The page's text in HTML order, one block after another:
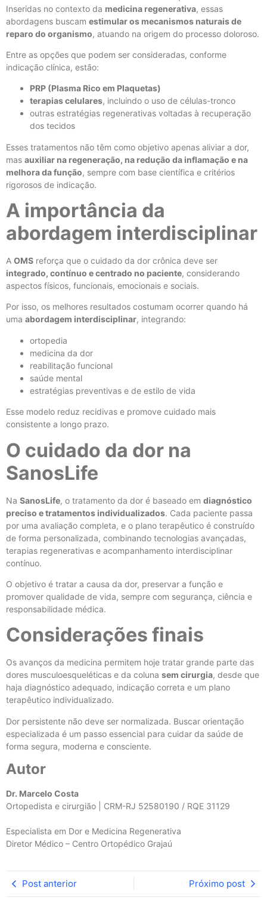
Inseridas no contexto da medicina regenerativa, essas
abordagens buscam estimular os mecanismos naturais de
reparo do organismo, atuando na origem do processo doloroso.
Entre as opções que podem ser consideradas, conforme
indicação clínica, estão:
PRP (Plasma Rico em Plaquetas)
terapias celulares, incluindo o uso de células-tronco
outras estratégias regenerativas voltadas à recuperação
dos tecidos
Esses tratamentos não têm como objetivo apenas aliviar a dor,
mas auxiliar na regeneração, na redução da inflamação e na
melhora da função, sempre com base científica e critérios
rigorosos de indicação.
A importância da
abordagem interdisciplinar
A OMS reforça que o cuidado da dor crônica deve ser
integrado, contínuo e centrado no paciente, considerando
aspectos físicos, funcionais, emocionais e sociais.
Por isso, os melhores resultados costumam ocorrer quando há
uma abordagem interdisciplinar, integrando:
ortopedia
medicina da dor
reabilitação funcional
saúde mental
estratégias preventivas e de estilo de vida
Esse modelo reduz recidivas e promove cuidado mais
consistente a longo prazo.
O cuidado da dor na
SanosLife
Na SanosLife, o tratamento da dor é baseado em diagnóstico
preciso e tratamentos individualizados. Cada paciente passa
por uma avaliação completa, e o plano terapêutico é construído
de forma personalizada, combinando tecnologias avançadas,
terapias regenerativas e acompanhamento interdisciplinar
contínuo.
O objetivo é tratar a causa da dor, preservar a função e
promover qualidade de vida, sempre com segurança, ciência e
responsabilidade médica.
Considerações finais
Os avanços da medicina permitem hoje tratar grande parte das
dores musculoesqueléticas e da coluna sem cirurgia, desde que
haja diagnóstico adequado, indicação correta e um plano
terapêutico individualizado.
Dor persistente não deve ser normalizada. Buscar orientação
especializada é um passo essencial para cuidar da saúde de
forma segura, moderna e consciente.
Autor
Dr. Marcelo Costa
Ortopedista e cirurgião | CRM-RJ 52580190 / RQE 31129
Especialista em Dor e Medicina Regenerativa
Diretor Médico – Centro Ortopédico Grajaú
Post anterior Próximo post